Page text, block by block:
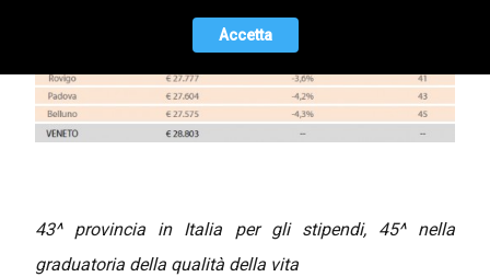
43^ provincia in Italia per gli stipendi, 45^ nella
graduatoria della qualità della vita
Accetta